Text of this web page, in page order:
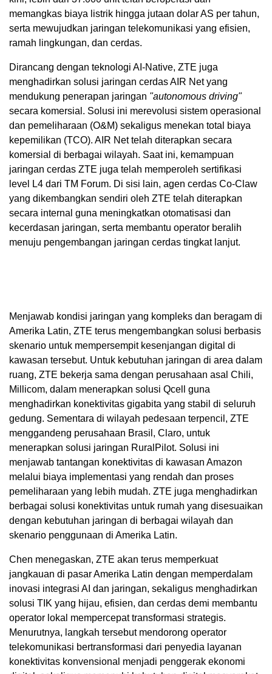
memangkas biaya listrik hingga jutaan dolar AS per tahun,
serta mewujudkan jaringan telekomunikasi yang efisien,
ramah lingkungan, dan cerdas.
Dirancang dengan teknologi AI-Native, ZTE juga
menghadirkan solusi jaringan cerdas AIR Net yang
mendukung penerapan jaringan "autonomous driving"
secara komersial. Solusi ini merevolusi sistem operasional
dan pemeliharaan (O&M) sekaligus menekan total biaya
kepemilikan (TCO). AIR Net telah diterapkan secara
komersial di berbagai wilayah. Saat ini, kemampuan
jaringan cerdas ZTE juga telah memperoleh sertifikasi
level L4 dari TM Forum. Di sisi lain, agen cerdas Co-Claw
yang dikembangkan sendiri oleh ZTE telah diterapkan
secara internal guna meningkatkan otomatisasi dan
kecerdasan jaringan, serta membantu operator beralih
menuju pengembangan jaringan cerdas tingkat lanjut.
Menjawab kondisi jaringan yang kompleks dan beragam di
Amerika Latin, ZTE terus mengembangkan solusi berbasis
skenario untuk mempersempit kesenjangan digital di
kawasan tersebut. Untuk kebutuhan jaringan di area dalam
ruang, ZTE bekerja sama dengan perusahaan asal Chili,
Millicom, dalam menerapkan solusi Qcell guna
menghadirkan konektivitas gigabita yang stabil di seluruh
gedung. Sementara di wilayah pedesaan terpencil, ZTE
menggandeng perusahaan Brasil, Claro, untuk
menerapkan solusi jaringan RuralPilot. Solusi ini
menjawab tantangan konektivitas di kawasan Amazon
melalui biaya implementasi yang rendah dan proses
pemeliharaan yang lebih mudah. ZTE juga menghadirkan
berbagai solusi konektivitas untuk rumah yang disesuaikan
dengan kebutuhan jaringan di berbagai wilayah dan
skenario penggunaan di Amerika Latin.
Chen menegaskan, ZTE akan terus memperkuat
jangkauan di pasar Amerika Latin dengan memperdalam
inovasi integrasi AI dan jaringan, sekaligus menghadirkan
solusi TIK yang hijau, efisien, dan cerdas demi membantu
operator lokal mempercepat transformasi strategis.
Menurutnya, langkah tersebut mendorong operator
telekomunikasi bertransformasi dari penyedia layanan
konektivitas konvensional menjadi penggerak ekonomi